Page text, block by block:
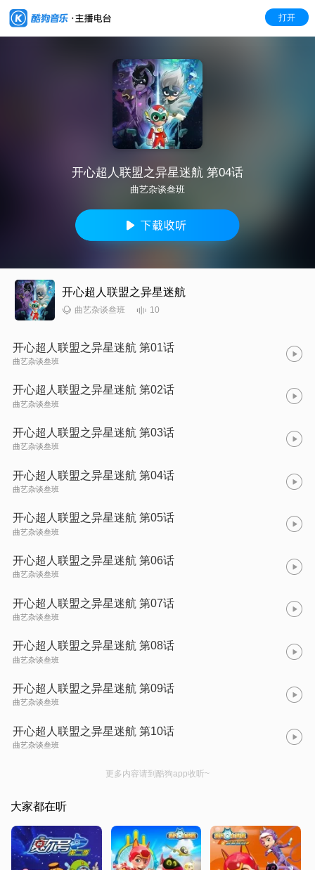
打开
开心超人联盟之异星迷航 第04话
曲艺杂谈叁班
开心超人联盟之异星迷航
曲艺杂谈叁班 10
开心超人联盟之异星迷航 第01话
曲艺杂谈叁班
开心超人联盟之异星迷航 第02话
曲艺杂谈叁班
开心超人联盟之异星迷航 第03话
曲艺杂谈叁班
开心超人联盟之异星迷航 第04话
曲艺杂谈叁班
开心超人联盟之异星迷航 第05话
曲艺杂谈叁班
开心超人联盟之异星迷航 第06话
曲艺杂谈叁班
开心超人联盟之异星迷航 第07话
曲艺杂谈叁班
开心超人联盟之异星迷航 第08话
曲艺杂谈叁班
开心超人联盟之异星迷航 第09话
曲艺杂谈叁班
开心超人联盟之异星迷航 第10话
曲艺杂谈叁班
更多内容请到酷狗app收听~
大家都在听